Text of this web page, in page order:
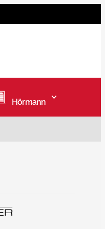
Hörmann